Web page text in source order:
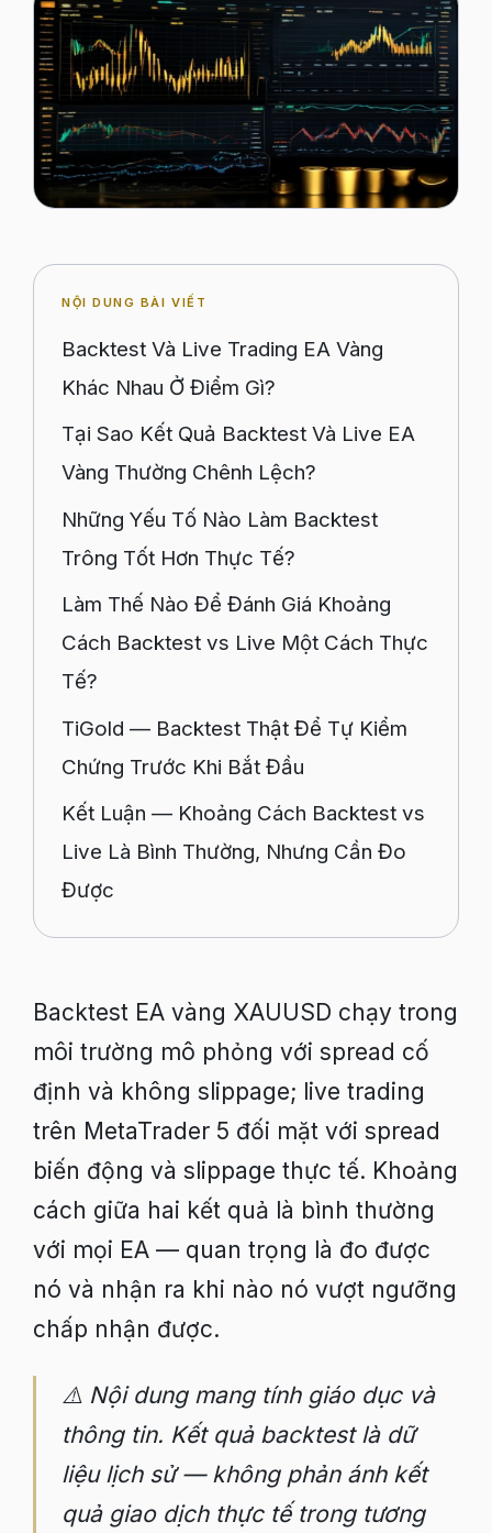
NỘI DUNG BÀI VIẾT
Backtest Và Live Trading EA Vàng
Khác Nhau Ở Điểm Gì?
Tại Sao Kết Quả Backtest Và Live EA
Vàng Thường Chênh Lệch?
Những Yếu Tố Nào Làm Backtest
Trông Tốt Hơn Thực Tế?
Làm Thế Nào Để Đánh Giá Khoảng
Cách Backtest vs Live Một Cách Thực
Tế?
TiGold — Backtest Thật Để Tự Kiểm
Chứng Trước Khi Bắt Đầu
Kết Luận — Khoảng Cách Backtest vs
Live Là Bình Thường, Nhưng Cần Đo
Được
Backtest EA vàng XAUUSD chạy trong
môi trường mô phỏng với spread cố
định và không slippage; live trading
trên MetaTrader 5 đối mặt với spread
biến động và slippage thực tế. Khoảng
cách giữa hai kết quả là bình thường
với mọi EA — quan trọng là đo được
nó và nhận ra khi nào nó vượt ngưỡng
chấp nhận được.
⚠️ Nội dung mang tính giáo dục và
thông tin. Kết quả backtest là dữ
liệu lịch sử — không phản ánh kết
quả giao dịch thực tế trong tương